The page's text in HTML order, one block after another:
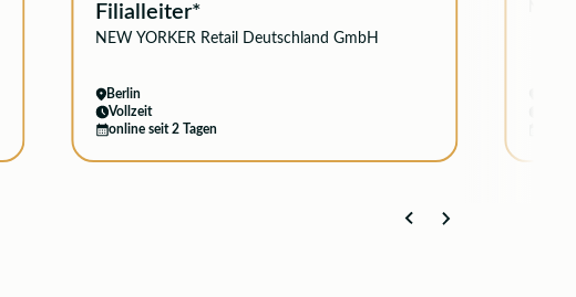
Filialleiter*
NEW YORKER Retail Deutschland GmbH
Berlin
Vollzeit
online seit 2 Tagen